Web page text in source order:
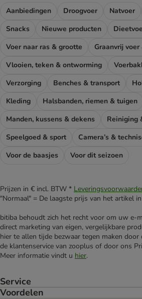
Aanbiedingen Droogvoer Natvoer
Snacks
Nieuwe producten
Voer naar ras & grootte
Graanvrij
Vlooien, teken & ontworming
Verzorging
Benches & transport
Kleding
Halsbanden, riemen & tuigen
Manden, kussens & dekens
Reiniging
Speelgoed & sport
Voor de baasjes
Voor dit seizoen
Prijzen in € incl. BTW *
"Normaal" = De laagste prijs van het artikel
bitiba behoudt zich het recht voor om uw e-
direct marketing van eigen, vergelijkbare
hier te allen tijde bezwaar tegen maken
de klantenservice van zooplus of door ons
Meer informatie vindt u hier.
Service
Voordelen